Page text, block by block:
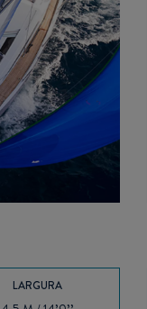
LARGURA